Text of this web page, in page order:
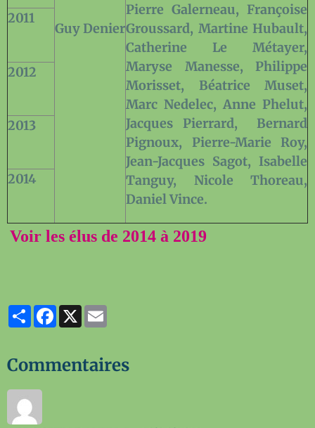
Guy Denier
Pierre Galerneau, Françoise
Groussard, Martine Hubault,
Catherine Le Métayer,
Maryse Manesse, Philippe
Morisset, Béatrice Muset,
Marc Nedelec, Anne Phelut,
Jacques Pierrard,
Bernard
Pignoux, Pierre-Marie Roy,
Jean-Jacques Sagot, Isabelle
Tanguy, Nicole Thoreau,
Daniel Vince.
2011
2012
2013
2014
Voir les élus de 2014 à 2019
PartagerFacebook
X
Commentaires